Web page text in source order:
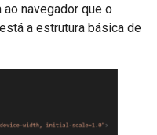
ao navegador que o
a estrutura básica de